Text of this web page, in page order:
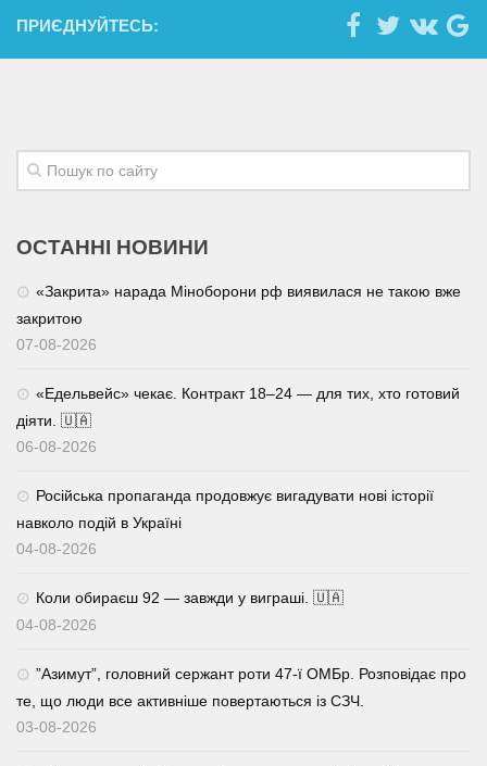
ПРИЄДНУЙТЕСЬ:
ОСТАННІ НОВИНИ
«Закрита» нарада Міноборони рф виявилася не такою вже
закритою
07-08-2026
«Едельвейс» чекає. Контракт 18–24 — для тих, хто готовий
діяти. 🇺🇦
06-08-2026
Російська пропаганда продовжує вигадувати нові історії
навколо подій в Україні
04-08-2026
Коли обираєш 92 — завжди у виграші. 🇺🇦
04-08-2026
⁨”Азимут”, головний сержант роти 47-ї ОМБр. Розповідає про
те, що люди все активніше повертаються із СЗЧ.
03-08-2026